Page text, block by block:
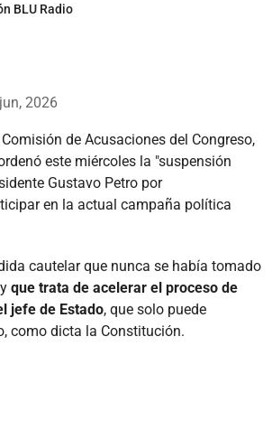
BLU Radio
2026
de Acusaciones del Congreso,
este miércoles la "suspensión
Gustavo Petro por
en la actual campaña política
cautelar que nunca se había tomado
que trata de acelerar el proceso de
jefe de Estado, que solo puede
como dicta la Constitución.